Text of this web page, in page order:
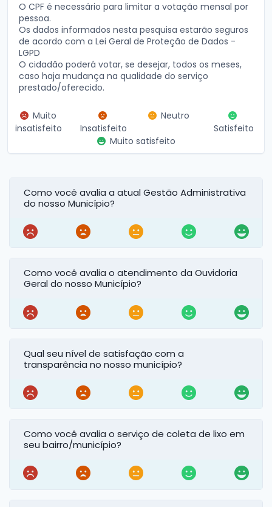
O CPF é necessário para limitar a votação mensal por
pessoa.
Os dados informados nesta pesquisa estarão seguros
de acordo com a Lei Geral de Proteção de Dados -
LGPD
O cidadão poderá votar, se desejar, todos os meses,
caso haja mudança na qualidade do serviço
prestado/oferecido.
Muito
insatisfeito
Insatisfeito
Neutro
Satisfeito
Muito satisfeito
Como você avalia a atual Gestão Administrativa
do nosso Município?
Como você avalia o atendimento da Ouvidoria
Geral do nosso Município?
Qual seu nível de satisfação com a
transparência no nosso município?
Como você avalia o serviço de coleta de lixo em
seu bairro/município?